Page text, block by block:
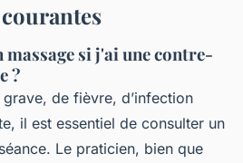
si j'ai une contre-
?
de fièvre, d’infection
il est essentiel de consulter un
Le praticien, bien que